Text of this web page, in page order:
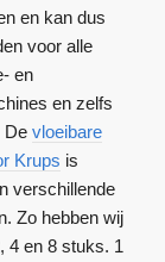
en kan dus
voor alle
en
en zelfs
De vloeibare
Krups is
verschillende
Zo hebben wij
4 en 8 stuks. 1